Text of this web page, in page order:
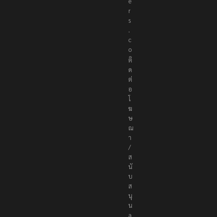
r
s
.
c
o
ติ
ด
ต่
อ
โ
ฆ
ษ
ณ
า
/
ส
นั
บ
ส
นุ
น
a